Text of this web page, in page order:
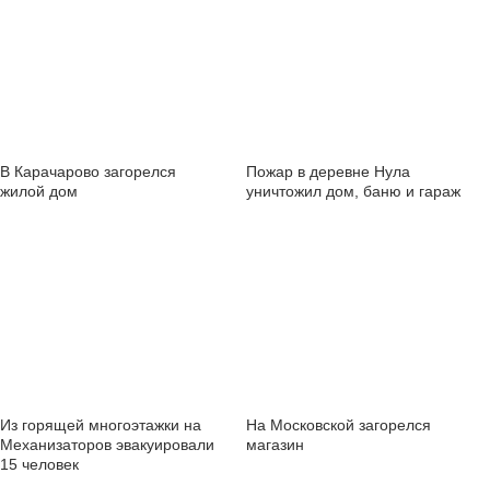
В Карачарово загорелся
жилой дом
Пожар в деревне Нула
уничтожил дом, баню и гараж
Из горящей многоэтажки на
Механизаторов эвакуировали
15 человек
На Московской загорелся
магазин